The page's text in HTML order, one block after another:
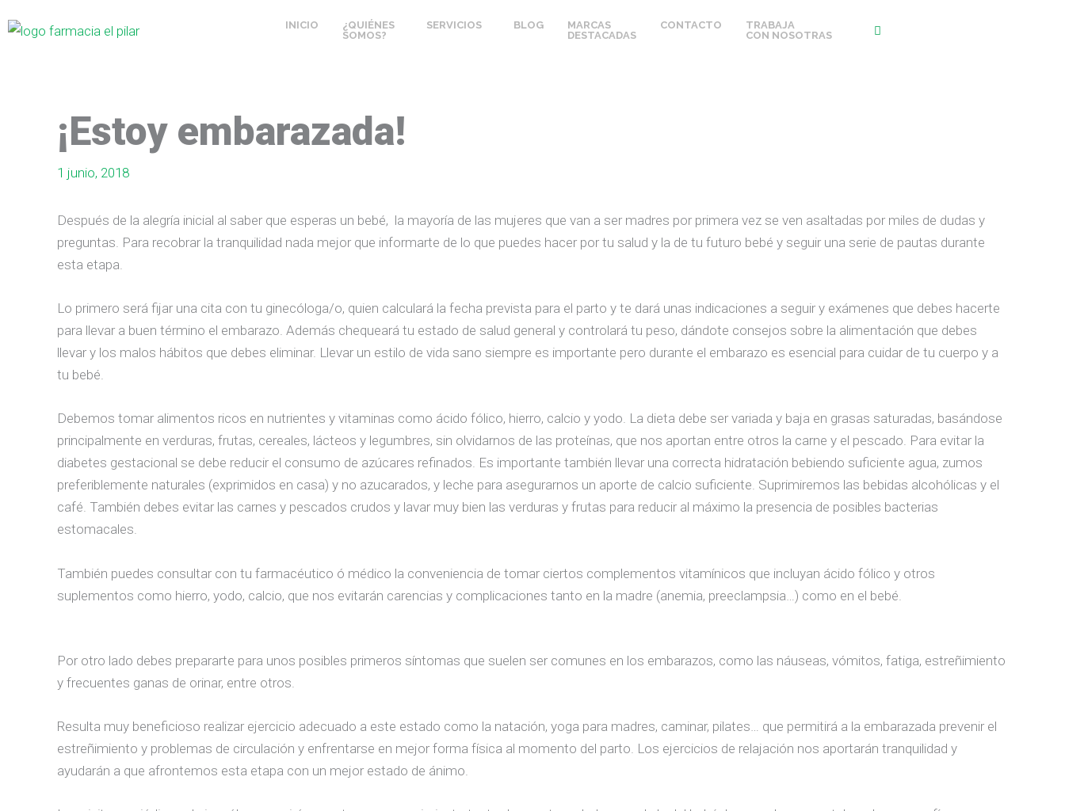
al
INICIO
¿QUIÉNES
SOMOS?
SERVICIOS BLOG
MARCAS
DESTACADAS
CONTACTO
TRABAJA
CON NOSOTRAS
¡Estoy embarazada!
1 junio, 2018
Después de la alegría inicial al saber que esperas un bebé, la mayoría de las mujeres que van a ser madres por primera vez se ven asaltadas por miles de dudas y
preguntas. Para recobrar la tranquilidad nada mejor que informarte de lo que puedes hacer por tu salud y la de tu futuro bebé y seguir una serie de pautas durante
esta etapa.
Lo primero será fijar una cita con tu ginecóloga/o, quien calculará la fecha prevista para el parto y te dará unas indicaciones a seguir y exámenes que debes hacerte
para llevar a buen término el embarazo. Además chequeará tu estado de salud general y controlará tu peso, dándote consejos sobre la alimentación que debes
llevar y los malos hábitos que debes eliminar. Llevar un estilo de vida sano siempre es importante pero durante el embarazo es esencial para cuidar de tu cuerpo y a
tu bebé.
Debemos tomar alimentos ricos en nutrientes y vitaminas como ácido fólico, hierro, calcio y yodo. La dieta debe ser variada y baja en grasas saturadas, basándose
principalmente en verduras, frutas, cereales, lácteos y legumbres, sin olvidarnos de las proteínas, que nos aportan entre otros la carne y el pescado. Para evitar la
diabetes gestacional se debe reducir el consumo de azúcares refinados. Es importante también llevar una correcta hidratación bebiendo suficiente agua, zumos
preferiblemente naturales (exprimidos en casa) y no azucarados, y leche para asegurarnos un aporte de calcio suficiente. Suprimiremos las bebidas alcohólicas y el
café. También debes evitar las carnes y pescados crudos y lavar muy bien las verduras y frutas para reducir al máximo la presencia de posibles bacterias
estomacales.
También puedes consultar con tu farmacéutico ó médico la conveniencia de tomar ciertos complementos vitamínicos que incluyan ácido fólico y otros
suplementos como hierro, yodo, calcio, que nos evitarán carencias y complicaciones tanto en la madre (anemia, preeclampsia…) como en el bebé.
Por otro lado debes prepararte para unos posibles primeros síntomas que suelen ser comunes en los embarazos, como las náuseas, vómitos, fatiga, estreñimiento
y frecuentes ganas de orinar, entre otros.
Resulta muy beneficioso realizar ejercicio adecuado a este estado como la natación, yoga para madres, caminar, pilates… que permitirá a la embarazada prevenir el
estreñimiento y problemas de circulación y enfrentarse en mejor forma física al momento del parto. Los ejercicios de relajación nos aportarán tranquilidad y
ayudarán a que afrontemos esta etapa con un mejor estado de ánimo.